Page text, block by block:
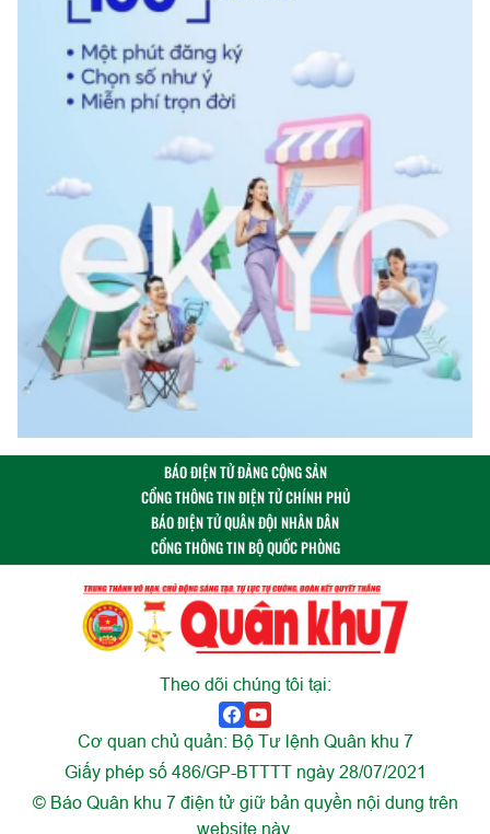
BÁO ĐIỆN TỬ ĐẢNG CỘNG SẢN
CỔNG THÔNG TIN ĐIỆN TỬ CHÍNH PHỦ
BÁO ĐIỆN TỬ QUÂN ĐỘI NHÂN DÂN
CỔNG THÔNG TIN BỘ QUỐC PHÒNG
Theo dõi chúng tôi tại:
Cơ quan chủ quản: Bộ Tư lệnh Quân khu 7
Giấy phép số 486/GP-BTTTT ngày 28/07/2021
© Báo Quân khu 7 điện tử giữ bản quyền nội dung trên
website này.